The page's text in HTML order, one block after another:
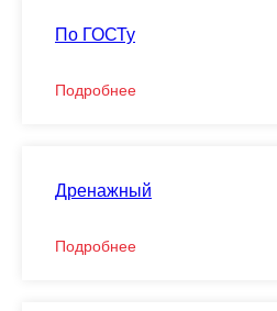
По ГОСТу
Подробнее
Дренажный
Подробнее